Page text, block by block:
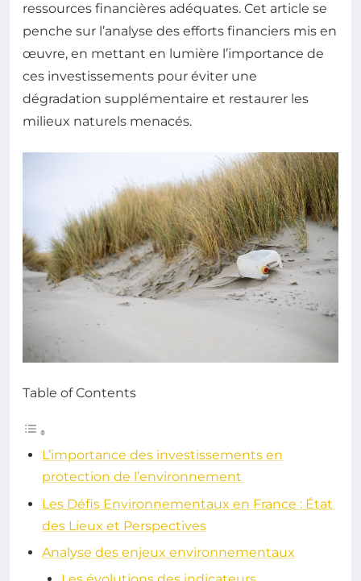
ressources financières adéquates. Cet article se
penche sur l’analyse des efforts financiers mis en
œuvre, en mettant en lumière l’importance de
ces investissements pour éviter une
dégradation supplémentaire et restaurer les
milieux naturels menacés.
Table of Contents
L’importance des investissements en
protection de l’environnement
Les Défis Environnementaux en France : État
des Lieux et Perspectives
Analyse des enjeux environnementaux